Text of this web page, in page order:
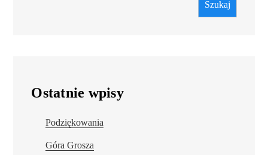
Szukaj
Ostatnie wpisy
Podziękowania
Góra Grosza